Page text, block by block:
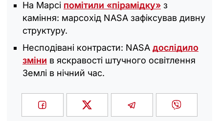
На Марсі помітили «пірамідку» з
каміння: марсохід NASA зафіксував дивну
структуру.
Несподівані контрасти: NASA дослідило
зміни в яскравості штучного освітлення
Землі в нічний час.